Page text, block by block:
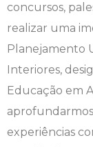
concursos,
realizar uma
Planejamento
Interiores,
Educação em
experiências
Engenharia
Engenharia
Engenharia
Engenharia
Central de
Ensalamento
Horário de
Manual do
Educação em
Editais
Extensão
Infocampo